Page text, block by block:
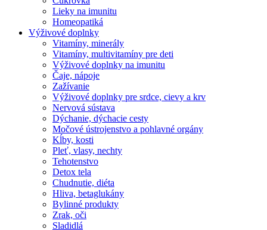
Lieky na imunitu
Homeopatiká
Výživové doplnky
Vitamíny, minerály
Vitamíny, multivitamíny pre deti
Výživové doplnky na imunitu
Čaje, nápoje
Zažívanie
Výživové doplnky pre srdce, cievy a krv
Nervová sústava
Dýchanie, dýchacie cesty
Močové ústrojenstvo a pohlavné orgány
Kĺby, kosti
Pleť, vlasy, nechty
Tehotenstvo
Detox tela
Chudnutie, diéta
Hliva, betaglukány
Bylinné produkty
Zrak, oči
Sladidlá